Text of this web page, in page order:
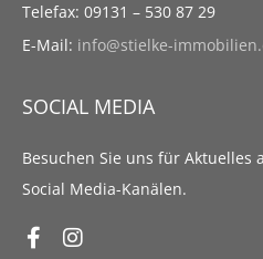
Telefax: 09131 – 530 87 29
E-Mail: info@stielke-
SOCIAL MEDIA
Besuchen Sie uns für Aktuelles
Social Media-Kanälen.